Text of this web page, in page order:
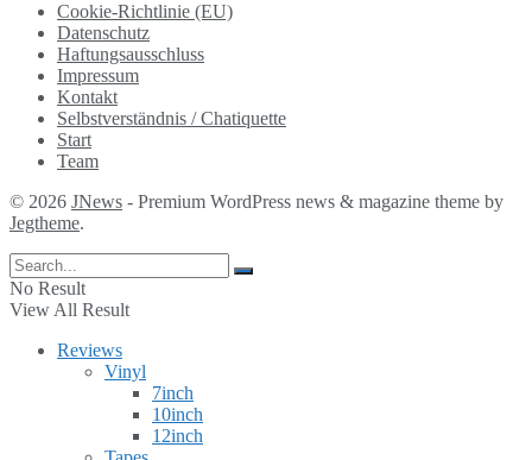
Cookie-Richtlinie (EU)
Datenschutz
Haftungsausschluss
Impressum
Kontakt
Selbstverständnis / Chatiquette
Start
Team
© 2026 JNews - Premium WordPress news & magazine theme by
Jegtheme.
No Result
View All Result
Reviews
Vinyl
7inch
10inch
12inch